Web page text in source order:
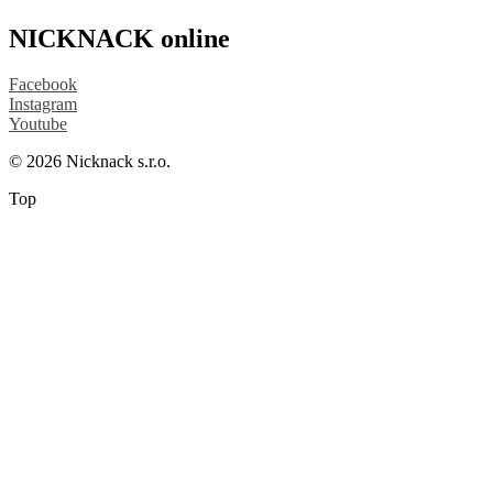
NICKNACK online
Facebook
Instagram
Youtube
© 2026 Nicknack s.r.o.
Top